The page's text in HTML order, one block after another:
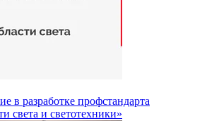
в разработке профстандарта
света и светотехники»